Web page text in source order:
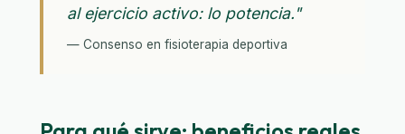
al ejercicio activo: lo potencia."
— Consenso en fisioterapia deportiva